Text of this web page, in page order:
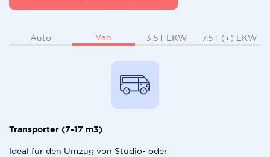
Auto Van 3.5T LKW 7.5T (+) LKW
Transporter (7-17 m3)
Ideal für den Umzug von Studio- oder